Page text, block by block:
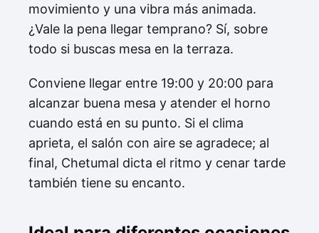
movimiento y una vibra más animada.
¿Vale la pena llegar temprano? Sí, sobre
todo si buscas mesa en la terraza.
Conviene llegar entre 19:00 y 20:00 para
alcanzar buena mesa y atender el horno
cuando está en su punto. Si el clima
aprieta, el salón con aire se agradece; al
final, Chetumal dicta el ritmo y cenar tarde
también tiene su encanto.